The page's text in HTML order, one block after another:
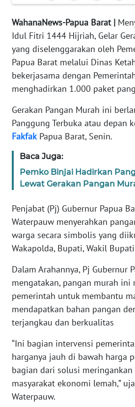
WahanaNews-Papua Barat |
Idul Fitri 1444 Hijriah, Gelar
yang diselenggarakan oleh
Papua Barat melalui Dinas
bekerjasama dengan
menghadirkan 1.000 paket
Gerakan Pangan Murah ini
Panggung Terbuka atau depan
FakfakPapua Barat, Senin.
Baca Juga:
Pemko Binjai Hadirkan
Lewat Gerakan Pangan
Penjabat (Pj) Gubernur Papua
Waterpauw menyerahkan
warga secara simbolis yang
Wakapolda, Bupati, Wakil
Dalam Arahannya, Pj Gubernur
mengatakan, pangan murah ini
pemerintah untuk membantu
mendapatkan bahan pangan
terjangkau dan berkualitas
“Ini bagian intervensi
harganya jauh di bawah harga
bagian dari solusi
masyarakat ekonomi lemah,”
Waterpauw.
MEDIA
REDAKSI
KARIR
DISCLAIMER
Wahana
News
Regional
SUMUT
JAKARTA
WN
JABAR
WN
BANTEN
WN
NTT
WN
KEPRI
WN
PAPUA